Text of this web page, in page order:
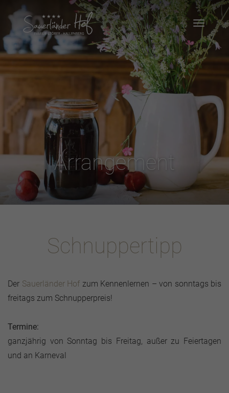
Arrangement
Schnuppertipp
Der Sauerländer Hof zum Kennenlernen – von sonntags bis
freitags zum Schnupperpreis!
Termine:
ganzjährig von Sonntag bis Freitag, außer zu Feiertagen
und an Karneval